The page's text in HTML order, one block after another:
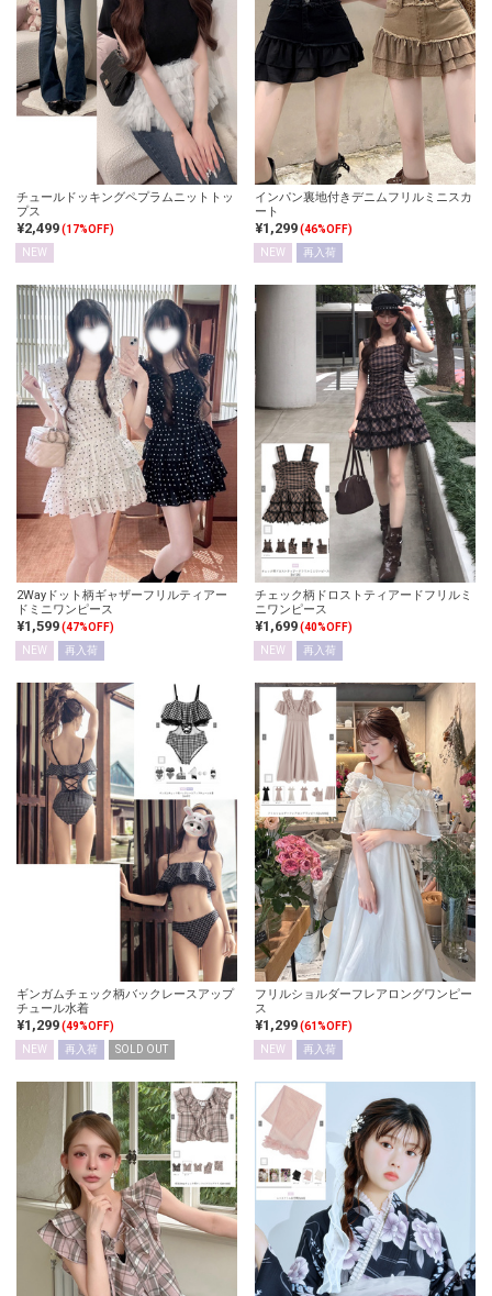
チュールドッキングペプラムニットトッ
プス
¥2,499(17%OFF)
NEW
インパン裏地付きデニムフリルミニスカ
ート
¥1,299(46%OFF)
NEW
再入荷
2Wayドット柄ギャザーフリルティアー
ドミニワンピース
¥1,599(47%OFF)
NEW
再入荷
チェック柄ドロストティアードフリルミ
ニワンピース
¥1,699(40%OFF)
NEW
再入荷
ギンガムチェック柄バックレースアップ
チュール水着
¥1,299(49%OFF)
NEW
再入荷 SOLD OUT
フリルショルダーフレアロングワンピー
ス
¥1,299(61%OFF)
NEW
再入荷